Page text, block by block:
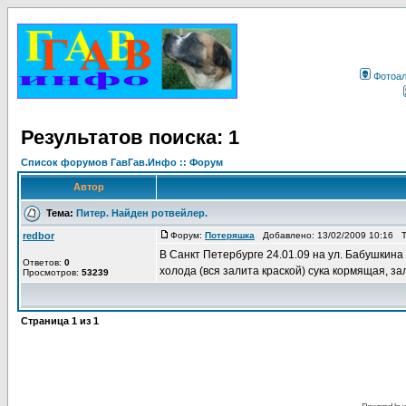
Результатов поиска: 1
Список форумов ГавГав.Инфо :: Форум
Автор
Тема: Питер. Найден ротвейлер.
redbor
Ответов: 0
Просмотров: 53239
Форум: Потеряшка Добавлено: 13/02/2009 10:16
В Санкт Петербурге 24.01.09 на ул.
холода (вся залита краской) сука кормящая,
Страница 1 из 1